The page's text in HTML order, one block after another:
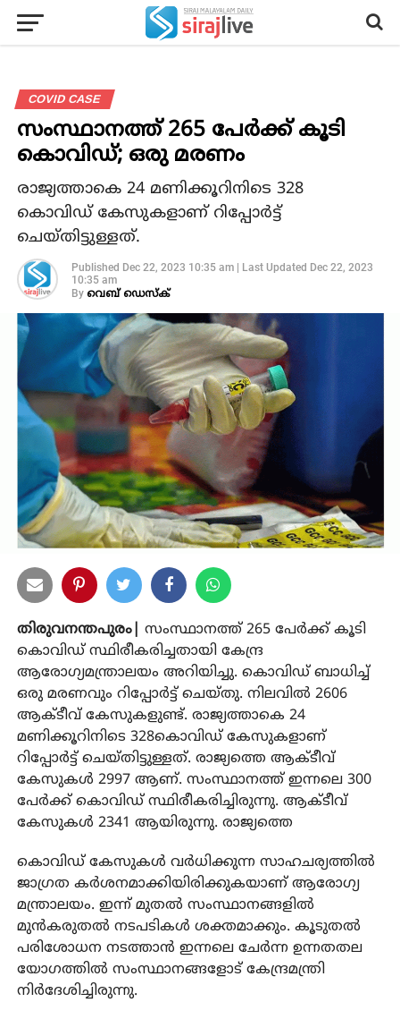
COVID CASE
സംസ്ഥാനത്ത് 265 പേര്‍ക്ക് കൂടി
കൊവിഡ്; ഒരു മരണം
രാജ്യത്താകെ 24 മണിക്കൂറിനിടെ 328
കൊവിഡ് കേസുകളാണ് റിപ്പോര്‍ട്ട്
ചെയ്തിട്ടുള്ളത്.
Published Dec 22, 2023 10:35 am| Last Updated Dec 22, 2023
10:35 am
By വെബ് ഡെസ്‌ക്
തിരുവനന്തപുരം|
സംസ്ഥാനത്ത് 265 പേര്‍ക്ക് കൂടി
കൊവിഡ് സ്ഥിരീകരിച്ചതായി കേന്ദ്ര
ആരോഗ്യമന്ത്രാലയം അറിയിച്ചു. കൊവിഡ് ബാധിച്ച്
ഒരു മരണവും റിപ്പോര്‍ട്ട് ചെയ്തു. നിലവില്‍ 2606
ആക്ടീവ് കേസുകളുണ്ട്. രാജ്യത്താകെ 24
മണിക്കൂറിനിടെ 328കൊവിഡ് കേസുകളാണ്
റിപ്പോര്‍ട്ട് ചെയ്തിട്ടുള്ളത്. രാജ്യത്തെ ആക്ടീവ്
കേസുകള്‍ 2997 ആണ്. സംസ്ഥാനത്ത് ഇന്നലെ 300
പേര്‍ക്ക് കൊവിഡ് സ്ഥിരീകരിച്ചിരുന്നു. ആക്ടീവ്
കേസുകള്‍ 2341 ആയിരുന്നു. രാജ്യത്തെ
കൊവിഡ് കേസുകള്‍ വര്‍ധിക്കുന്ന സാഹചര്യത്തില്‍
ജാഗ്രത കര്‍ശനമാക്കിയിരിക്കുകയാണ് ആരോഗ്യ
മന്ത്രാലയം. ഇന്ന് മുതല്‍ സംസ്ഥാനങ്ങളില്‍
മുന്‍കരുതല്‍ നടപടികള്‍ ശക്തമാക്കും. കൂടുതല്‍
പരിശോധന നടത്താന്‍ ഇന്നലെ ചേര്‍ന്ന ഉന്നതതല
യോഗത്തില്‍ സംസ്ഥാനങ്ങളോട് കേന്ദ്രമന്ത്രി
നിര്‍ദേശിച്ചിരുന്നു.